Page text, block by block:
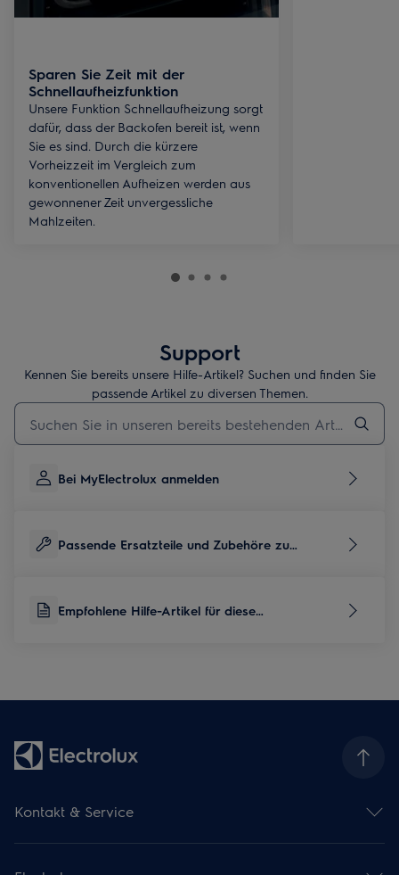
Sparen Sie Zeit mit der
Schnellaufheizfunktion
Unsere Funktion Schnellaufheizung sorgt
dafür, dass der Backofen bereit ist, wenn
Sie es sind. Durch die kürzere
Vorheizzeit im Vergleich zum
konventionellen Aufheizen werden aus
gewonnener Zeit unvergessliche
Mahlzeiten.
Support
Kennen Sie bereits unsere Hilfe-Artikel? Suchen und finden Sie
passende Artikel zu diversen Themen.
Geben Sie den Suchbegriff für Support-Artikel ein
Bei MyElectrolux anmelden
Passende Ersatzteile und Zubehöre zu
Empfohlene Hilfe-Artikel für diese
Kontakt & Service
Serviceübersicht